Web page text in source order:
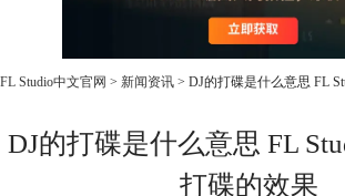
FL Studio中文官网 > 新闻资讯 > DJ的打碟是什么意思 FL
DJ的打碟是什么意思 FL
打碟的效果